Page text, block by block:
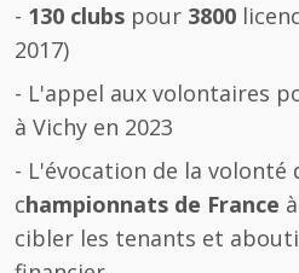
- 130 clubs pour 3800
2017)
- L'appel aux volontaires
à Vichy en 2023
- L'évocation de la volonté
championnats de France
cibler les tenants et